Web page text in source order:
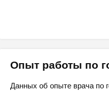
Опыт работы по
Данных об опыте врача по